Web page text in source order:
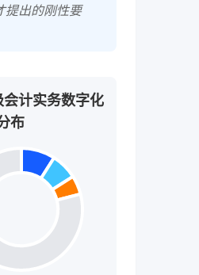
提出的刚性要
计实务数字化
布